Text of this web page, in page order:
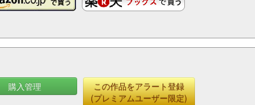
購入管理
この作品をアラート登録
(プレミアムユーザー限定)